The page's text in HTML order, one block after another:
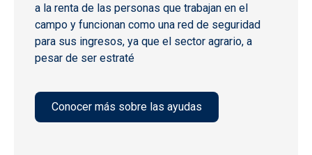
a la renta de las personas que trabajan en el
campo y funcionan como una red de seguridad
para sus ingresos, ya que el sector agrario, a
pesar de ser estraté
Conocer más sobre las ayudas